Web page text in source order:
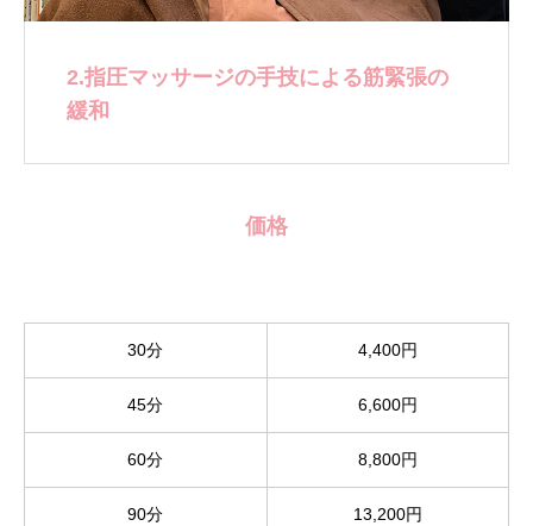
2.指圧マッサージの手技による筋緊張の
緩和
価格
30分 4,400円
45分 6,600円
60分 8,800円
90分 13,200円